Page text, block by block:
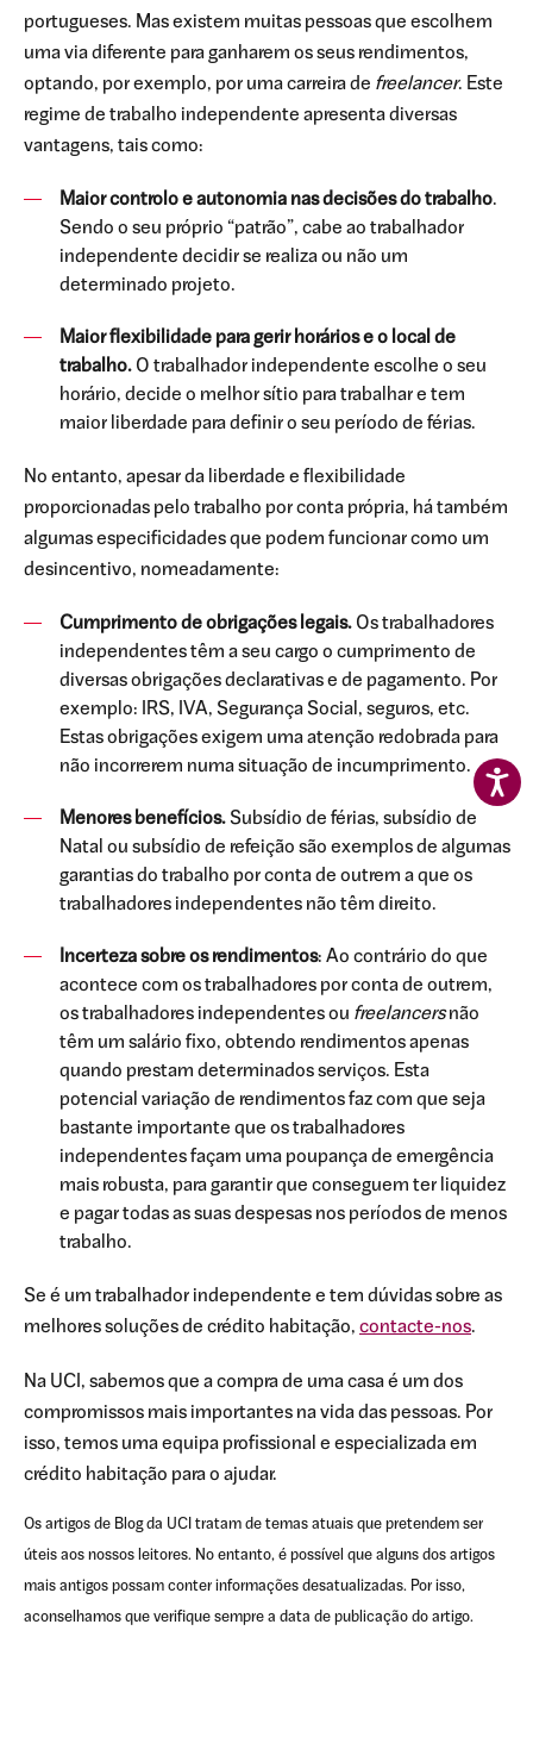
portugueses. Mas existem muitas pessoas que escolhem
uma via diferente para ganharem os seus rendimentos,
optando, por exemplo, por uma carreira de freelancer. Este
regime de trabalho independente apresenta diversas
vantagens, tais como:
Maior controlo e autonomia nas decisões do trabalho.
Sendo o seu próprio “patrão”, cabe ao trabalhador
independente decidir se realiza ou não um
determinado projeto.
Maior flexibilidade para gerir horários e o local de
trabalho. O trabalhador independente escolhe o seu
horário, decide o melhor sítio para trabalhar e tem
maior liberdade para definir o seu período de férias.
No entanto, apesar da liberdade e flexibilidade
proporcionadas pelo trabalho por conta própria, há também
algumas especificidades que podem funcionar como um
desincentivo, nomeadamente:
Cumprimento de obrigações legais. Os trabalhadores
independentes têm a seu cargo o cumprimento de
diversas obrigações declarativas e de pagamento. Por
exemplo: IRS, IVA, Segurança Social, seguros, etc.
Estas obrigações exigem uma atenção redobrada para
não incorrerem numa situação de incumprimento.
Menores benefícios. Subsídio de férias, subsídio de
Natal ou subsídio de refeição são exemplos de algumas
garantias do trabalho por conta de outrem a que os
trabalhadores independentes não têm direito.
Incerteza sobre os rendimentos: Ao contrário do que
acontece com os trabalhadores por conta de outrem,
os trabalhadores independentes ou freelancersnão
têm um salário fixo, obtendo rendimentos apenas
quando prestam determinados serviços. Esta
potencial variação de rendimentos faz com que seja
bastante importante que os trabalhadores
independentes façam uma poupança de emergência
mais robusta, para garantir que conseguem ter liquidez
e pagar todas as suas despesas nos períodos de menos
trabalho.
Se é um trabalhador independente e tem dúvidas sobre as
melhores soluções de crédito habitação, contacte-nos.
Na UCI, sabemos que a compra de uma casa é um dos
compromissos mais importantes na vida das pessoas. Por
isso, temos uma equipa profissional e especializada em
crédito habitação para o ajudar.
Os artigos de Blog da UCI tratam de temas atuais que pretendem ser
úteis aos nossos leitores. No entanto, é possível que alguns dos artigos
mais antigos possam conter informações desatualizadas. Por isso,
aconselhamos que verifique sempre a data de publicação do artigo.